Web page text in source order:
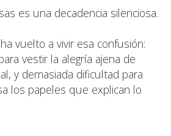
es una decadencia silenciosa.
vuelto a vivir esa confusión:
vestir la alegría ajena de
y demasiada dificultad para
los papeles que explican lo